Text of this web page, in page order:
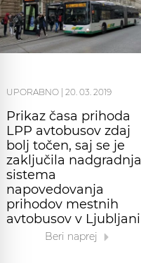
UPORABNO 20. 03. 2019
Prikaz časa prihoda
LPP avtobusov zdaj
bolj točen, saj se je
zaključila nadgradnja
sistema
napovedovanja
prihodov mestnih
avtobusov v Ljubljani
Beri naprej